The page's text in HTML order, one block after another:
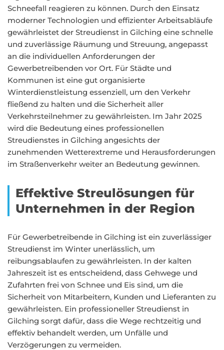
Schneefall reagieren zu können. Durch den Einsatz
moderner Technologien und effizienter Arbeitsabläufe
gewährleistet der Streudienst in Gilching eine schnelle
und zuverlässige Räumung und Streuung, angepasst
an die individuellen Anforderungen der
Gewerbetreibenden vor Ort. Für Städte und
Kommunen ist eine gut organisierte
Winterdienstleistung essenziell, um den Verkehr
fließend zu halten und die Sicherheit aller
Verkehrsteilnehmer zu gewährleisten. Im Jahr 2025
wird die Bedeutung eines professionellen
Streudienstes in Gilching angesichts der
zunehmenden Wetterextreme und Herausforderungen
im Straßenverkehr weiter an Bedeutung gewinnen.
Effektive Streulösungen für
Unternehmen in der Region
Für Gewerbetreibende in Gilching ist ein zuverlässiger
Streudienst im Winter unerlässlich, um
reibungsablaufen zu gewährleisten. In der kalten
Jahreszeit ist es entscheidend, dass Gehwege und
Zufahrten frei von Schnee und Eis sind, um die
Sicherheit von Mitarbeitern, Kunden und Lieferanten zu
gewährleisten. Ein professioneller Streudienst in
Gilching sorgt dafür, dass die Wege rechtzeitig und
effektiv behandelt werden, um Unfälle und
Verzögerungen zu vermeiden.